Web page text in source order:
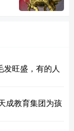
发旺盛，有的人
成教育集团为孩